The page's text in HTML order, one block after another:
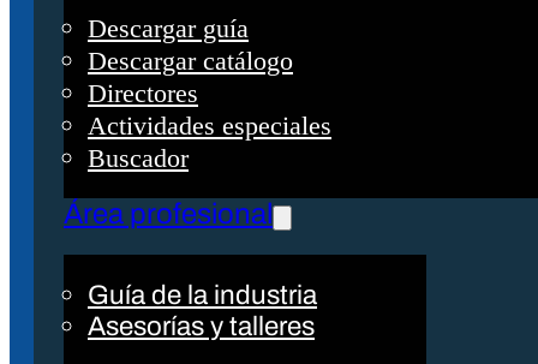
Descargar guía
Descargar catálogo
Directores
Actividades especiales
Buscador
Área profesional
Guía de la industria
Asesorías y talleres